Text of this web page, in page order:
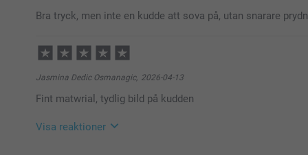
Varma hälsningar,
Bra tryck, men inte en kudde att sova på, utan snarare
Jasmina Dedic Osmanagic, 2026-04-13
Fint matwrial, tydlig bild på kudden
Visa reaktioner